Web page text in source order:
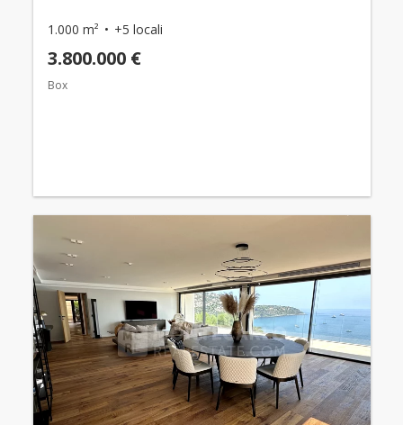
1.000 m² +5 locali
3.800.000 €
Box